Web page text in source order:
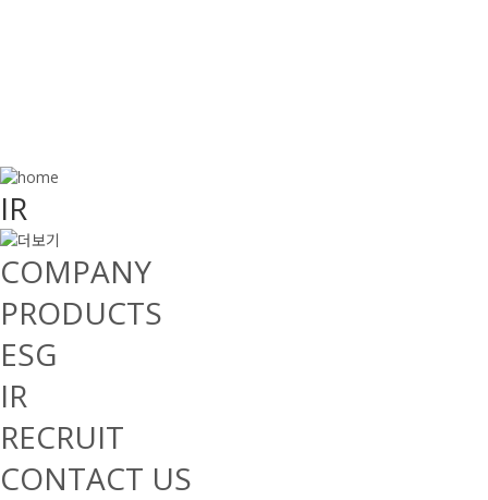
IR
COMPANY
PRODUCTS
ESG
IR
RECRUIT
CONTACT US